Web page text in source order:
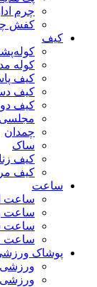
چرم
کفش
کیف
کوله
کیف
کیف
کیف
مجلسی
چمدان
ساک
کیف
کیف
ساعت
ساعت
ساعت
ساعت
پوشاک
ورزشی
ورزشی